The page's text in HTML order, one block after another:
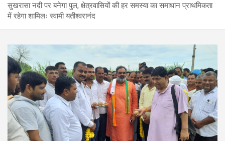
सुखरासा नदी पर बनेगा पुल, क्षेत्रवासियों की हर समस्या का समाधान प्राथमिकता
में रहेगा शामिलः स्वामी यतीश्वरानंद